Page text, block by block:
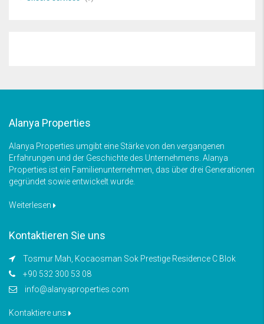
Alanya Properties
Alanya Properties umgibt eine Stärke von den vergangenen
Erfahrungen und der Geschichte des Unternehmens. Alanya
Properties ist ein Familienunternehmen, das über drei Generationen
gegründet sowie entwickelt wurde.
Weiterlesen
Kontaktieren Sie uns
Tosmur Mah, Kocaosman Sok Prestige Residence C Blok
+90 532 300 53 08
info@alanyaproperties.com
Kontaktiere uns